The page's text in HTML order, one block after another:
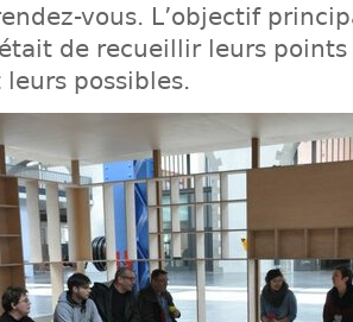
vous. L’objectif
de recueillir leurs points
leurs possibles.